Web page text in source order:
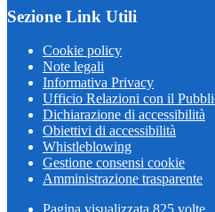
Sezione Link Utili
Cookie policy
Note legali
Informativa Privacy
Ufficio Relazioni con il
Dichiarazione di accessibilità
Obiettivi di accessibilità
Whistleblowing
Gestione consensi cookie
Amministrazione trasparente